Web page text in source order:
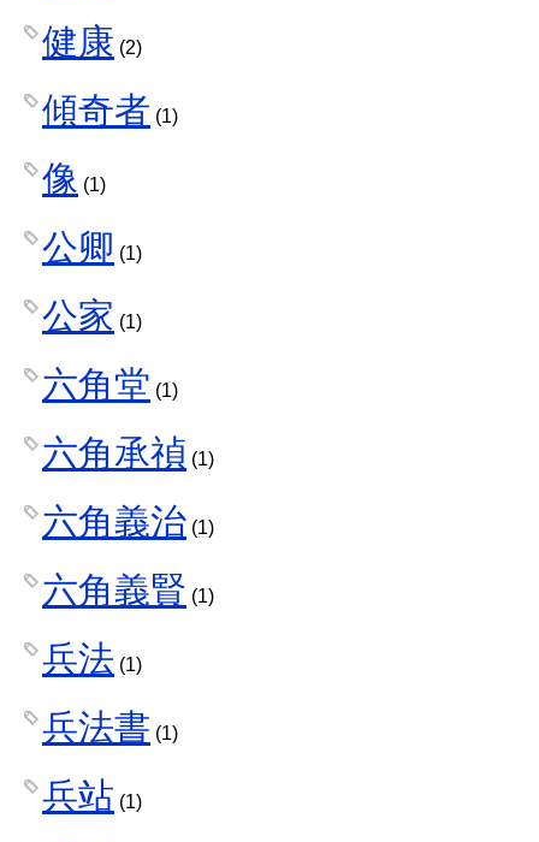
健康 (2)
傾奇者 (1)
像 (1)
公卿 (1)
公家 (1)
六角堂 (1)
六角承禎 (1)
六角義治 (1)
六角義賢 (1)
兵法 (1)
兵法書 (1)
兵站 (1)